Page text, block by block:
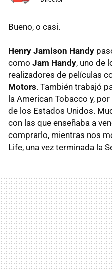
Bueno, o casi.
Henry Jamison Handy
como Jam Handy, uno de
realizadores de películas
Motors. También trabajó
la American Tobacco y,
de los Estados Unidos.
con las que enseñaba a
comprarlo, mientras nos
Life, una vez terminada la